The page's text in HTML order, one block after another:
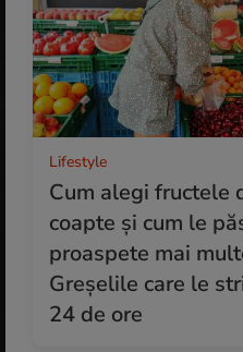
Lifestyle
Cum alegi fructele
coapte și cum le
proaspete mai
Greșelile care le
24 de ore